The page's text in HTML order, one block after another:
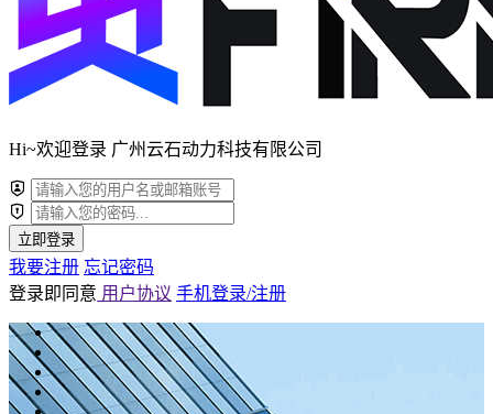
Hi~欢迎登录 广州云石动力科技有限公司
立即登录
我要注册 忘记密码
登录即同意 用户协议 手机登录/注册